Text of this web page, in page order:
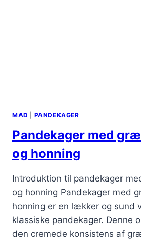
MAD PANDEKAGER
Pandekager med
og honning
Introduktion til pandekager
og honning Pandekager med
honning er en lækker og sund
klassiske pandekager. Denne
den cremede konsistens af